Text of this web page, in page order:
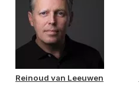
Reinoud van Leeuwen